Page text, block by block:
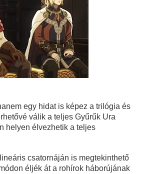
dráma görög istenekkel
beavatott ért, mégis úgy hat, mint
egy hidat is képez a trilógia és
válik a teljes Gyűrűk Ura
helyen élvezhetik a teljes
csatornáján is megtekinthető
éljék át a rohírok háborújának